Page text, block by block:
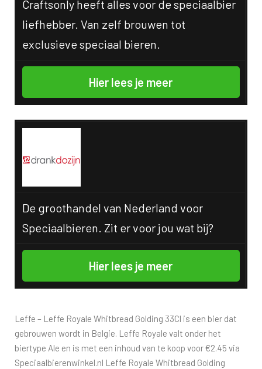
Craftsonly heeft alles voor de speciaalbier
liefhebber. Van zelf brouwen tot
exclusieve speciaal bieren.
Hier lees je meer
De groothandel van Nederland voor
Speciaalbieren. Zit er voor jou wat bij?
Hier lees je meer
Leffe – Leffe Royale Whitbread Golding 33Cl is een bier dat
gebrouwen wordt in Belgie. Leffe Royale valt onder het
biertype Ale en is met een inhoud van te koop voor €2.45 via
Speciaalbierenwinkel.nl Leffe Royale Whitbread Golding